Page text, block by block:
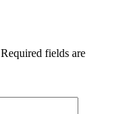
Required fields are